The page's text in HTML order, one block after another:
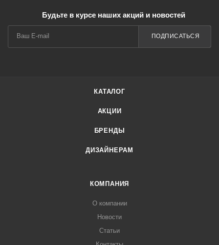
Будьте в курсе наших акций и новостей
ПОДПИСАТЬСЯ
КАТАЛОГ
АКЦИИ
БРЕНДЫ
ДИЗАЙНЕРАМ
КОМПАНИЯ
О компании
Новости
Статьи